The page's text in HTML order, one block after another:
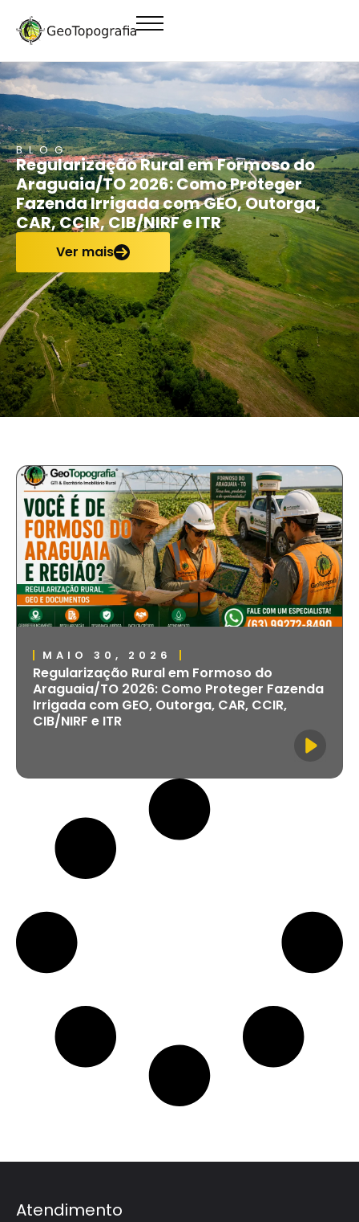
conteúdo
BLOG
Regularização Rural em Formoso do
Araguaia/TO 2026: Como Proteger
Fazenda Irrigada com GEO, Outorga,
CAR, CCIR, CIB/NIRF e ITR
Ver mais
MAIO 30, 2026
Regularização Rural em Formoso do
Araguaia/TO 2026: Como Proteger Fazenda
Irrigada com GEO, Outorga, CAR, CCIR,
CIB/NIRF e ITR
Atendimento